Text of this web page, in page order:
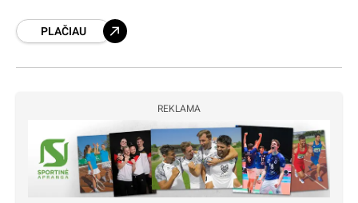
d., pasirašytas Nepriklausomybės Aktas
PLAČIAU
REKLAMA